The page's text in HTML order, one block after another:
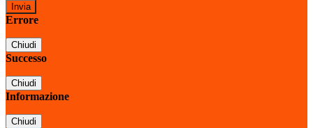
Errore
Chiudi
Successo
Chiudi
Informazione
Chiudi